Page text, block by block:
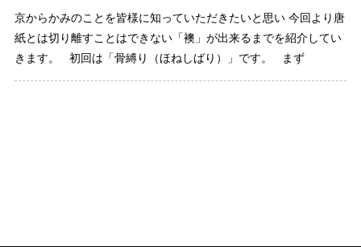
京からかみのことを皆様に知っていただきたいと思い 今回より唐
紙とは切り離すことはできない「襖」が出来るまでを紹介してい
きます。 初回は「骨縛り（ほねしばり）」です。 まず